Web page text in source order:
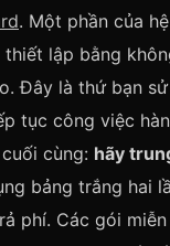
. Một phần của
lập bằng
Đây là thứ bạn
tục công việc
cùng: hãy
bảng trắng hai
phí. Các gói